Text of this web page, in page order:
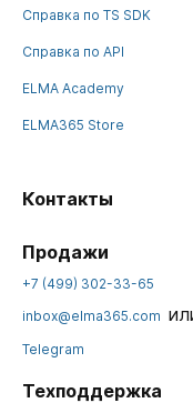
Справка по TS SDK
Справка по API
ELMA Academy
ELMA365 Store
Контакты
Продажи
+7 (499) 302-33-65
inbox@elma365.com
Telegram
Техподдержка